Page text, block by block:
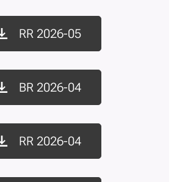
RR 2026-05
BR 2026-04
RR 2026-04